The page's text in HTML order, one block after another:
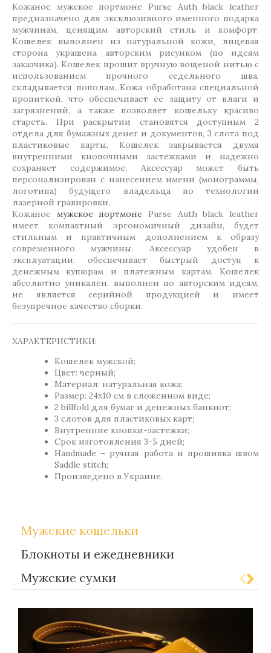
Кожаное мужское портмоне Purse Аuth black leather
предназначено для эксклюзивного именного подарка
мужчинам, ценящим авторский стиль и комфорт.
Кошелек выполнен из натуральной кожи, лицевая
сторона украшена авторским рисунком (по идеям
заказчика). Кошелек прошит вручную вощеной нитью с
использованием прочного седельного шва,
складывается пополам. Кожа обработана специальной
пропиткой, что обеспечивает ее защиту от влаги и
загрязнений, а также позволяет кошельку красиво
стареть. При раскрытии становятся доступным 2
отдела для бумажных денег и документов, 3 слота под
пластиковые карты, Кошелек закрывается двумя
внутренними кнопочными застежками и надежно
сохраняет содержимое. Аксессуар может быть
персонализирован с нанесением имени (монограммы,
логотипа) будущего владельца по технологии
лазерной гравировки.
Кожаное мужское портмоне Purse Аuth black leather
имеет компактный эргономичный дизайн, будет
стильным и практичным дополнением к образу
современного мужчины. Аксессуар удобен в
эксплуатации, обеспечивает быстрый доступ к
денежным купюрам и платежным картам. Кошелек
абсолютно уникален, выполнен по авторским идеям,
не является серийной продукцией и имеет
безупречное качество сборки.
ХАРАКТЕРИСТИКИ:
Кошелек мужской;
Цвет: черный;
Материал: натуральная кожа;
Размер: 24х10 см в сложенном виде;
2 billfold для бумаг и денежных банкнот;
3 слотов для пластиковых карт;
Внутренние кнопки-застежки;
Срок изготовления 3-5 дней;
Handmade – ручная работа и прошивка швом
Saddle stitch;
Произведено в Украине.
Мужские кошельки
Блокноты и ежедневники
Мужские сумки